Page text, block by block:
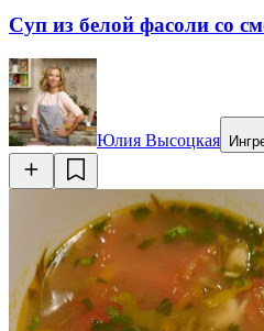
Суп из белой фасоли со
Юлия Высоцкая